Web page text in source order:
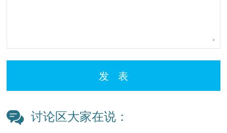
发 表
讨论区大家在说：